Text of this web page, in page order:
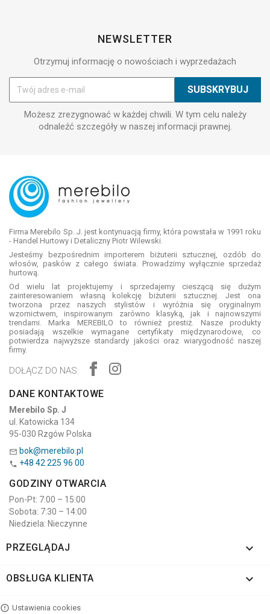
NEWSLETTER
Otrzymuj informację o nowościach i wyprzedażach
Możesz zrezygnować w każdej chwili. W tym celu należy
odnaleźć szczegóły w naszej informacji prawnej.
Firma Merebilo Sp. J. jest kontynuacją firmy, która powstała w 1991 roku
- Handel Hurtowy i Detaliczny Piotr Wilewski.
Jesteśmy bezpośrednim importerem biżuterii sztucznej, ozdób do
włosów, pasków z całego świata. Prowadzimy wyłącznie sprzedaż
hurtową.
Od wielu lat projektujemy i sprzedajemy cieszącą się dużym
zainteresowaniem własną kolekcję biżuterii sztucznej. Jest ona
tworzona przez naszych stylistów i wyróżnia się oryginalnym
wzornictwem, inspirowanym zarówno klasyką, jak i najnowszymi
trendami. Marka MEREBILO to również prestiż. Nasze produkty
posiadają wszelkie wymagane certyfikaty międzynarodowe, co
potwierdza najwyższe standardy jakości oraz wiarygodność naszej
firmy.
DOŁĄCZ DO NAS:
DANE KONTAKTOWE
Merebilo Sp. J
ul. Katowicka 134
95-030 Rzgów Polska
 bok@merebilo.pl
 +48 42 225 96 00
GODZINY OTWARCIA
Pon-Pt: 7:00 – 15:00
Sobota: 7:30 – 14:00
Niedziela: Nieczynne
PRZEGLĄDAJ 
OBSŁUGA KLIENTA 
Ustawienia cookies